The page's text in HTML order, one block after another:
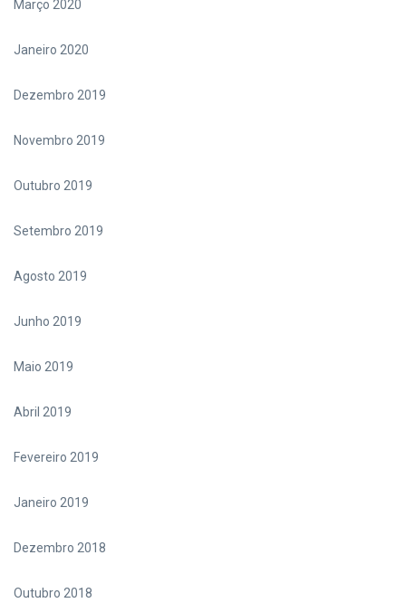
Março 2020
Janeiro 2020
Dezembro 2019
Novembro 2019
Outubro 2019
Setembro 2019
Agosto 2019
Junho 2019
Maio 2019
Abril 2019
Fevereiro 2019
Janeiro 2019
Dezembro 2018
Outubro 2018